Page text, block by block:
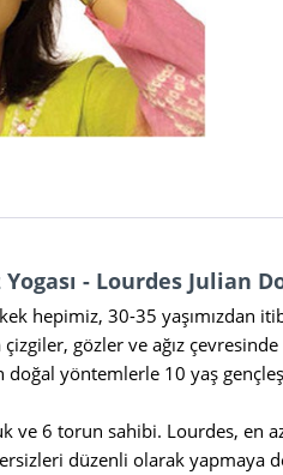
- Lourdes Julian
hepimiz, 30-35
gözler ve ağız
yöntemlerle 10 yaş
ve 6 torun sahibi. Lourdes,
düzenli olarak yapmaya